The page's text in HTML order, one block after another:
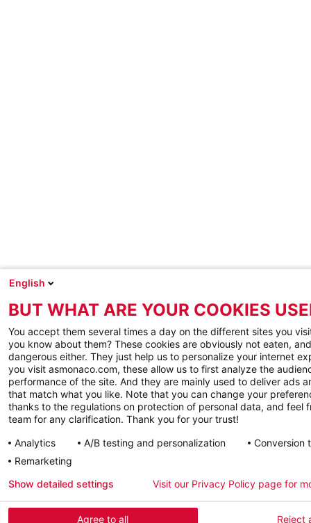
English
BUT WHAT ARE YOUR COOKIES
You accept them several times a day on the different sites you
you know about them? These cookies are obviously not eaten,
dangerous either. They just help us to personalize your internet
you visit asmonaco.com, these allow us to first analyze the
performance of the site. And they are mainly used to deliver ads
that match what you like. Note that you can change your
thanks to the regulations on protection of personal data, and feel
team for any clarification. Thank you for your trust!
Analytics
A/B testing and personalization
Conversion
Remarketing
Agree to all Reject
Show detailed settings Visit our Privacy Policy page for